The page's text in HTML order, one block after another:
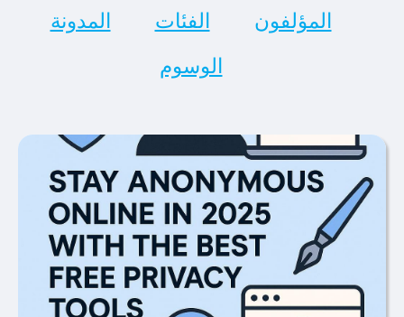
المدونة الفئات
المؤلفون
الوسوم